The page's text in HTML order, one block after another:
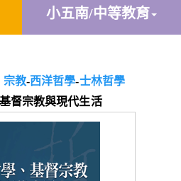
小五南/中等教育
宗教-西洋哲學-士林哲學
督宗教與現代生活